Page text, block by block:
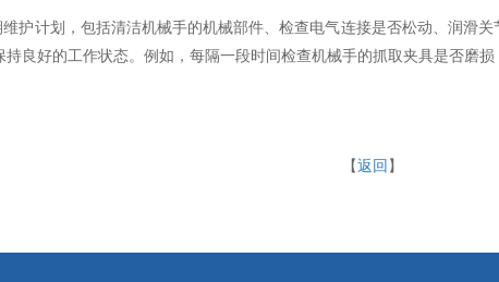
护计划，包括清洁机械手的机械部件、检查电气连接是否松动、润滑关
持良好的工作状态。例如，每隔一段时间检查机械手的抓取夹具是否磨
【返回 】